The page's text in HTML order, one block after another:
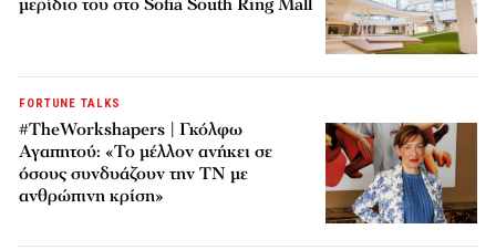
FORTUNE TALKS
#TheWorkshapers | Γκόλφω
Αγαπητού: «Το μέλλον ανήκει σε
όσους συνδυάζουν την ΤΝ με
ανθρώπινη κρίση»